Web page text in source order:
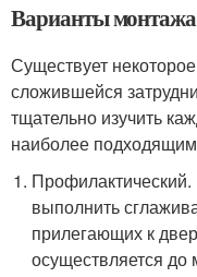
Варианты монтажа
Существует
сложившейся
тщательно изучить
наиболее
Профилактический.
выполнить
прилегающих к
осуществляется